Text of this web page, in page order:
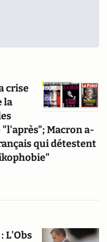
crise
la
Macron a-
qui détestent
L'Obs